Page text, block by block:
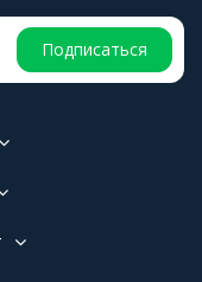
Подписаться